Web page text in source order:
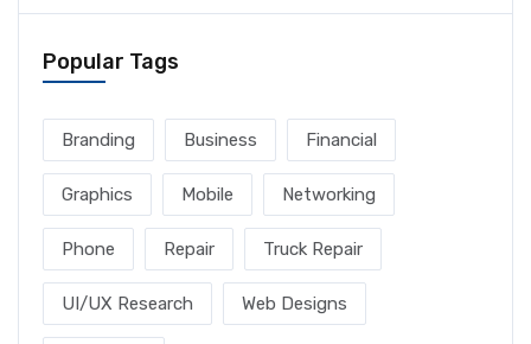
Popular Tags
Branding Business Financial
Graphics Mobile Networking
Phone Repair Truck Repair
UI/UX Research Web Designs